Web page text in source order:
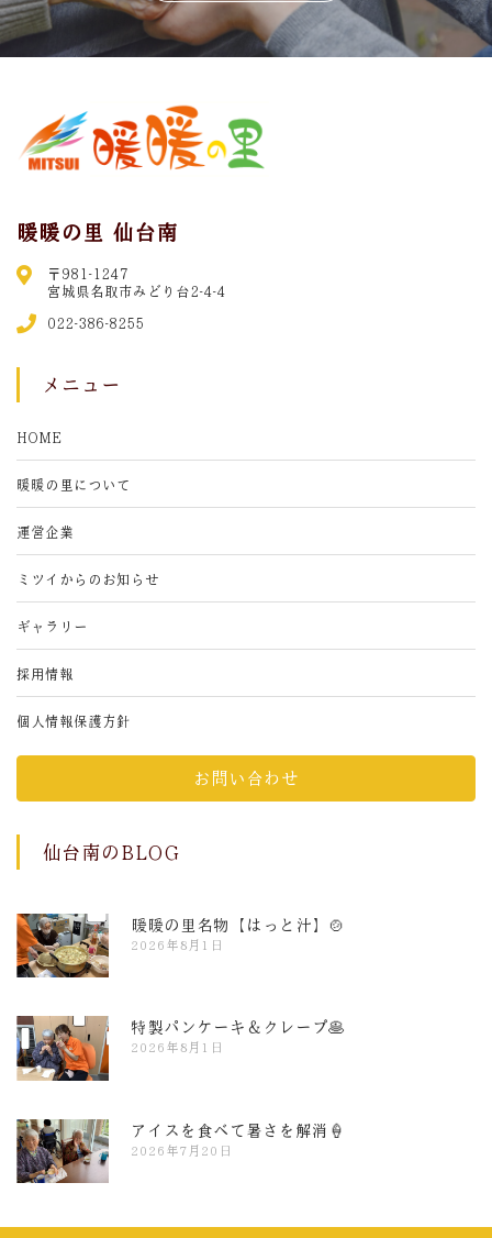
暖暖の里 仙台南
〒981-1247
宮城県名取市みどり台2-4-4
022-386-8255
メニュー
HOME
暖暖の里について
運営企業
ミツイからのお知らせ
ギャラリー
採用情報
個人情報保護方針
お問い合わせ
仙台南のBLOG
暖暖の里名物【はっと汁】🍲
2026年8月1日
特製パンケーキ＆クレープ🥞
2026年8月1日
アイスを食べて暑さを解消🍦
2026年7月20日